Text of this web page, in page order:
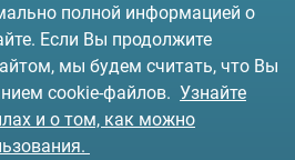
полной информацией о
Если Вы продолжите
мы будем считать, что Вы
cookie-файлов. Узнайте
и о том, как можно